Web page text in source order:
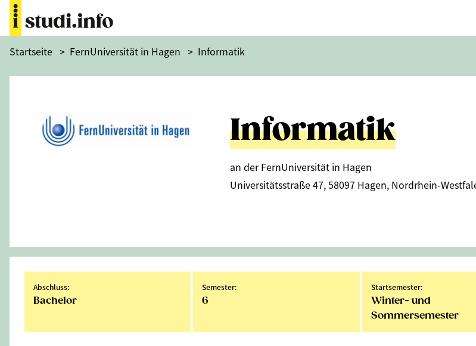
Startseite > FernUniversität in Hagen > Informatik
Informatik
an der FernUniversität in Hagen
Universitätsstraße 47, 58097 Hagen, Nordrhein-
Abschluss:
Bachelor
Semester:
6
Startsemester:
Winter- und
Sommersemester